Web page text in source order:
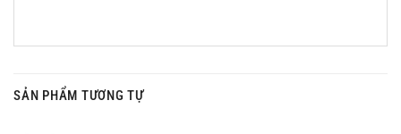
SẢN PHẨM TƯƠNG TỰ